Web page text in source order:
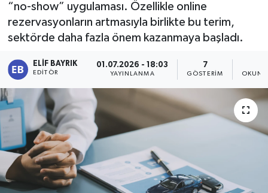
“no-show” uygulaması. Özellikle online
rezervasyonların artmasıyla birlikte bu terim,
sektörde daha fazla önem kazanmaya başladı.
ELIF BAYRIK
EDITÖR
01.07.2026 - 18:03
YAYINLANMA
7
GÖSTERIM
Haber Arşivi